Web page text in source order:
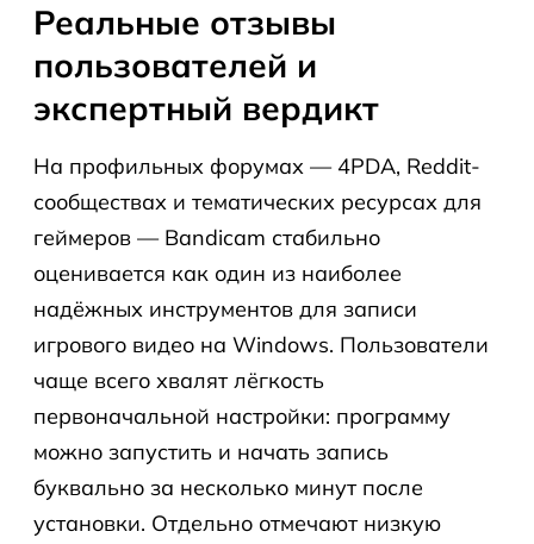
Реальные отзывы
пользователей и
экспертный вердикт
На профильных форумах — 4PDA, Reddit-
сообществах и тематических ресурсах для
геймеров — Bandicam стабильно
оценивается как один из наиболее
надёжных инструментов для записи
игрового видео на Windows. Пользователи
чаще всего хвалят лёгкость
первоначальной настройки: программу
можно запустить и начать запись
буквально за несколько минут после
установки. Отдельно отмечают низкую